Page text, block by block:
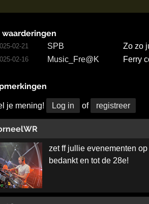
waarderingen
02-21 SPB Zo zo
02-16 Music_Fre@K Ferry
je mening! Log in of registreer
zet ff jullie evenementen
bedankt en tot de 28e!